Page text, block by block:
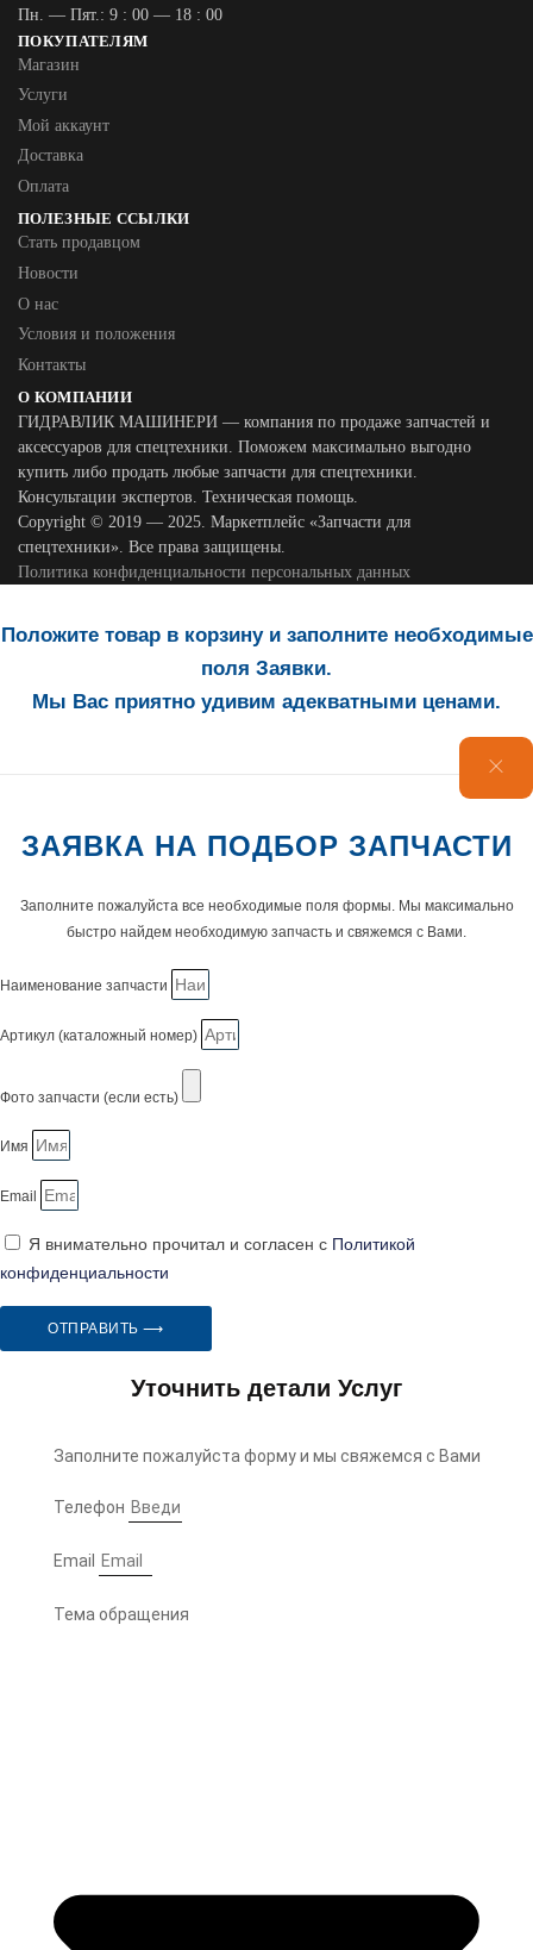
Пн. — Пят.: 9 : 00 — 18 : 00
ПОКУПАТЕЛЯМ
Магазин
Услуги
Мой аккаунт
Доставка
Оплата
ПОЛЕЗНЫЕ ССЫЛКИ
Стать продавцом
Новости
О нас
Условия и положения
Контакты
О КОМПАНИИ
ГИДРАВЛИК МАШИНЕРИ — компания по продаже запчастей и
аксессуаров для спецтехники. Поможем максимально выгодно
купить либо продать любые запчасти для спецтехники.
Консультации экспертов. Техническая помощь.
Copyright © 2019 — 2025. Маркетплейс «Запчасти для
спецтехники». Все права защищены.
Политика конфиденциальности персональных данных
Положите товар в корзину и заполните необходимые
поля Заявки.
Мы Вас приятно удивим адекватными ценами.
ЗАЯВКА НА ПОДБОР ЗАПЧАСТИ
Заполните пожалуйста все необходимые поля формы. Мы максимально
быстро найдем необходимую запчасть и свяжемся с Вами.
Наименование запчасти
Артикул (каталожный номер)
Фото запчасти (если есть)
Имя
Email
Я внимательно прочитал и согласен с Политикой
конфиденциальности
ОТПРАВИТЬ ⟶
Уточнить детали Услуг
Заполните пожалуйста форму и мы свяжемся с Вами
Телефон
Email
Тема обращения